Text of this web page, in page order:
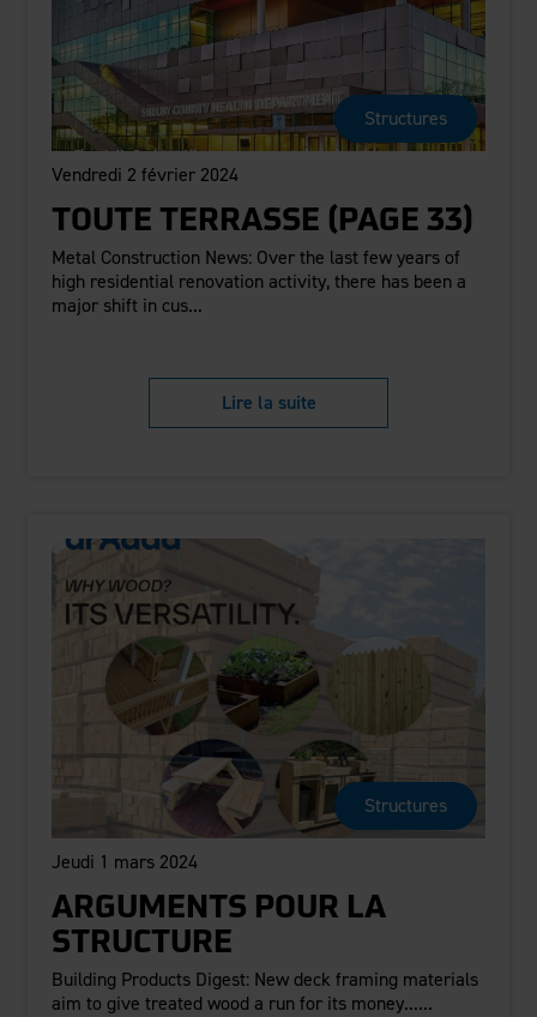
Structures
Vendredi 2 février 2024
TOUTE TERRASSE (PAGE 33)
Metal Construction News: Over the last few years of
high residential renovation activity, there has been a
major shift in cus...
Lire la suite
Structures
Jeudi 1 mars 2024
ARGUMENTS POUR LA
STRUCTURE
Building Products Digest: New deck framing materials
aim to give treated wood a run for its money......